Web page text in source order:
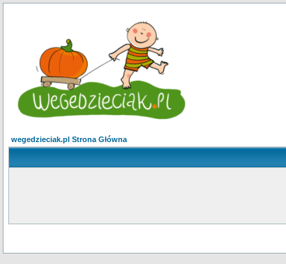
wegedzieciak.pl Strona Główna